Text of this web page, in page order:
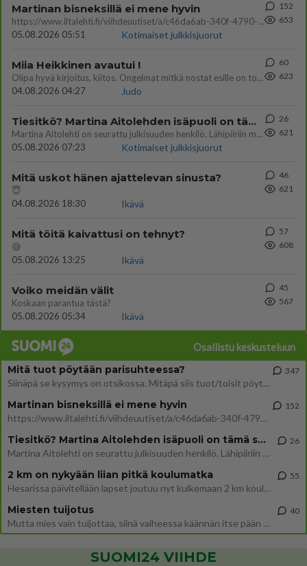
Martinan bisneksillä ei mene hyvin
https://www.iltalehti.fi/viihdeuutiset/a/c46da6ab-340f-4790-aaa7-0865eed2336 Yrityksen konkurssihakemus on tullut kärä
05.08.2026 05:51
Kotimaiset julkkisjuorut
152
653
Miia Heikkinen avautui !
Olipa hyvä kirjoitus, kiitos. Ongelmat mitkä nostat esille on todellisia ja tämä ylimielisyys totta ja se näkyy kaikessa
04.08.2026 04:27
Judo
60
623
Tiesitkö? Martina Aitolehden isäpuoli on tämä suosittu laulaja
Martina Aitolehti on seurattu julkisuuden henkilö. Lähipiiriin mahtuu muitakin tunnettuja henkilöitä. Tiesitkö, että Ma
05.08.2026 07:23
Kotimaiset julkkisjuorut
26
621
Mitä uskot hänen ajattelevan sinusta?
😇
04.08.2026 18:30
Ikävä
46
621
Mitä töitä kaivattusi on tehnyt?
😅
05.08.2026 13:25
Ikävä
57
608
Voiko meidän välit
Koskaan parantua tästä?
05.08.2026 05:34
Ikävä
45
567
Osallistu keskusteluun
Mitä tuot pöytään parisuhteessa?
Siinäpä se kysymys on otsikossa. Mitäpä siis tuot/toisit pöytään parisuhteessa? Oletko mies vai nainen? Koetko sen mitä
347
Martinan bisneksillä ei mene hyvin
https://www.iltalehti.fi/viihdeuutiset/a/c46da6ab-340f-4790-aaa7-0865eed2336 Yrityksen konkurssihakemus on tullut kärä
152
Tiesitkö? Martina Aitolehden isäpuoli on tämä suosittu laulaja
Martina Aitolehti on seurattu julkisuuden henkilö. Lähipiiriin mahtuu muitakin tunnettuja henkilöitä. Tiesitkö, että Ma
26
2 km on nykyään liian pitkä koulumatka
Hesarissa päivitellään lapset joutuu nyt kulkemaan 2 km kouluun jösses. Ruostefillarilla tuo matka menee vaikka miten äk
55
Miesten tuijotus
Mutta mies vain tuijottaa, siinä vaiheessa käännän itse pään pois. Mikä juttu? Yleensä jos joku tuijottaa tai katsoo, hä
40
SUOMI24 VIIHDE